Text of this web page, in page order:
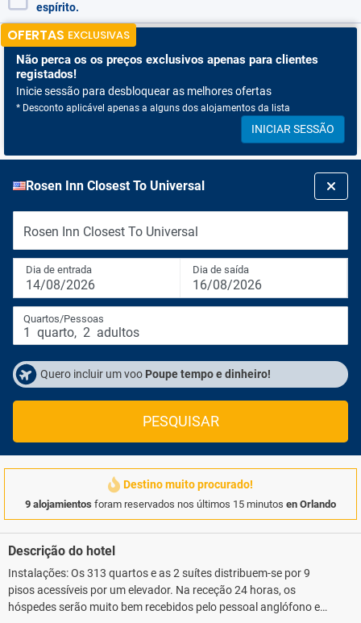
espírito.
OFERTAS EXCLUSIVAS
Não perca os os preços exclusivos apenas para clientes
registados!
Inicie sessão para desbloquear as melhores ofertas
* Desconto aplicável apenas a alguns dos alojamentos da lista
INICIAR SESSÃO
Rosen Inn Closest To Universal
Rosen Inn Closest To Universal
Dia de entrada
14/08/2026
Dia de saída
16/08/2026
Quartos/Pessoas
1 quarto, 2 adultos
Quero incluir um voo Poupe tempo e dinheiro!
PESQUISAR
Destino muito procurado!
9 alojamientos foram reservados nos últimos 15 minutos en Orlando
Descrição do hotel
Instalações: Os 313 quartos e as 2 suítes distribuem-se por 9
pisos acessíveis por um elevador. Na receção 24 horas, os
hóspedes serão muito bem recebidos pelo pessoal anglófono e